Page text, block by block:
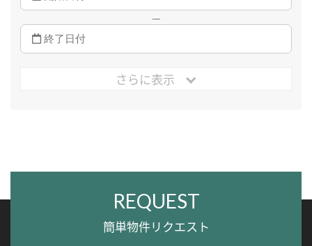
—
さらに表示
REQUEST
簡単物件リクエスト